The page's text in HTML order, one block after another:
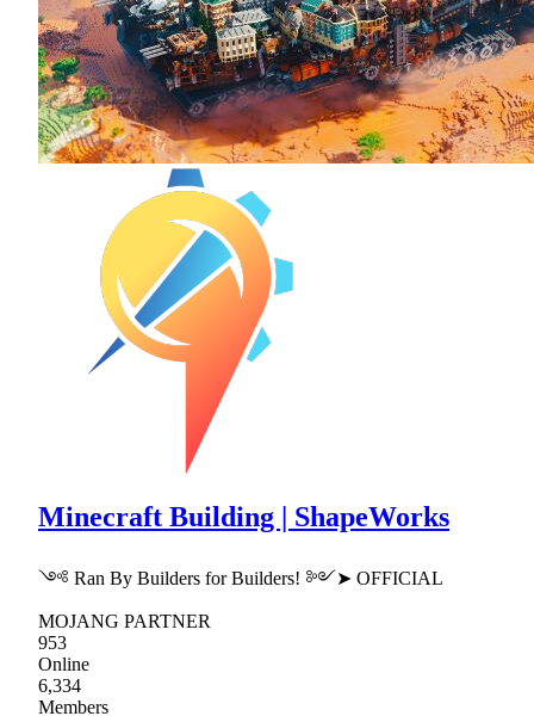
Minecraft Building | ShapeWorks
༺ Ran By Builders for Builders! ༻➤ OFFICIAL
MOJANG PARTNER
953
Online
6,334
Members